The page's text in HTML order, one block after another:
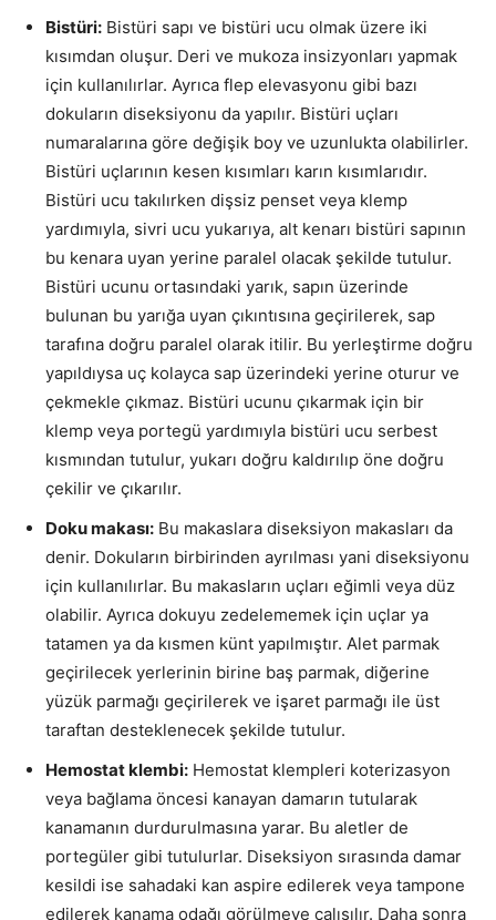
Bistüri: Bistüri sapı ve bistüri ucu olmak üzere iki
kısımdan oluşur. Deri ve mukoza insizyonları yapmak
için kullanılırlar. Ayrıca flep elevasyonu gibi bazı
dokuların diseksiyonu da yapılır. Bistüri uçları
numaralarına göre değişik boy ve uzunlukta olabilirler.
Bistüri uçlarının kesen kısımları karın kısımlarıdır.
Bistüri ucu takılırken dişsiz penset veya klemp
yardımıyla, sivri ucu yukarıya, alt kenarı bistüri sapının
bu kenara uyan yerine paralel olacak şekilde tutulur.
Bistüri ucunu ortasındaki yarık, sapın üzerinde
bulunan bu yarığa uyan çıkıntısına geçirilerek, sap
tarafına doğru paralel olarak itilir. Bu yerleştirme doğru
yapıldıysa uç kolayca sap üzerindeki yerine oturur ve
çekmekle çıkmaz. Bistüri ucunu çıkarmak için bir
klemp veya portegü yardımıyla bistüri ucu serbest
kısmından tutulur, yukarı doğru kaldırılıp öne doğru
çekilir ve çıkarılır.
Doku makası: Bu makaslara diseksiyon makasları da
denir. Dokuların birbirinden ayrılması yani diseksiyonu
için kullanılırlar. Bu makasların uçları eğimli veya düz
olabilir. Ayrıca dokuyu zedelememek için uçlar ya
tatamen ya da kısmen künt yapılmıştır. Alet parmak
geçirilecek yerlerinin birine baş parmak, diğerine
yüzük parmağı geçirilerek ve işaret parmağı ile üst
taraftan desteklenecek şekilde tutulur.
Hemostat klembi: Hemostat klempleri koterizasyon
veya bağlama öncesi kanayan damarın tutularak
kanamanın durdurulmasına yarar. Bu aletler de
portegüler gibi tutulurlar. Diseksiyon sırasında damar
kesildi ise sahadaki kan aspire edilerek veya tampone
edilerek kanama odağı görülmeye çalışılır. Daha sonra